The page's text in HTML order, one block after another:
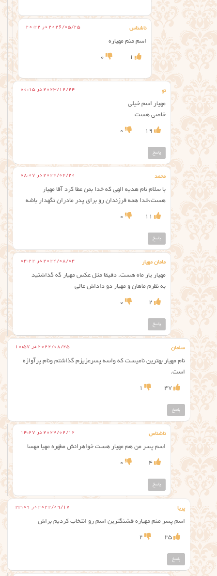
ناشناس 2026/05/25 در 20:22
اسم منم مهیاره
1
0
نو 2023/12/24 در 00:15
مهیار اسم خیلی
خاصی هست
19
0
پاسخ
محمد 2024/04/20 در 08:07
با سلام نام هدیه الهی که خدا بمن عطا کرد آقا مهیار
هست،خدا همه فرزندان رو برای پدر مادران نگهدار باشه
11
0
پاسخ
مامان مهیار 2024/08/04 در 04:22
مهیار یار ماه هست. دقیقا مثل عکس مهیار گه گذاشتید
به نظرم ماهان و مهیار دو داداش عالی
2
0
پاسخ
سلمان 2022/08/25 در 10:57
نام مهیار بهترین نامیست که واسه پسرعزیزم گذاشتم ونام پرآوازه
است.
47
1
پاسخ
ناشناس 2024/02/12 در 14:27
اسم پسر من هم مهیار هست خواهرانش مطهره مهیا مهسا
4
0
پاسخ
پریا 2022/09/17 در 23:09
اسم پسر منم مهیاره قشنگترین اسم رو انتخاب کردیم براش
25
2
پاسخ